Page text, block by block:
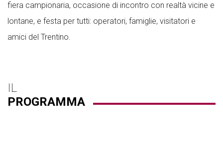
fiera campionaria, occasione di incontro con realtà vicine e
lontane, e festa per tutti: operatori, famiglie, visitatori e
amici del Trentino.
IL
PROGRAMMA